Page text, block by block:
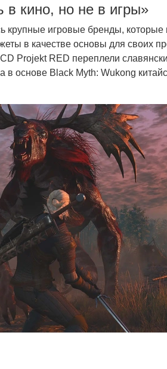
в кино, но не в игры»
крупные игровые бренды, которые
в качестве основы для своих
Projekt RED переплели
основе Black Myth: Wukong